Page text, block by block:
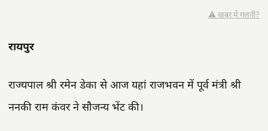
⚠️ खबर में गलती?
रायपुर
राज्यपाल श्री रमेन डेका से आज यहां राजभवन में पूर्व मंत्री श्री
ननकी राम कंवर ने सौजन्य भेंट की।